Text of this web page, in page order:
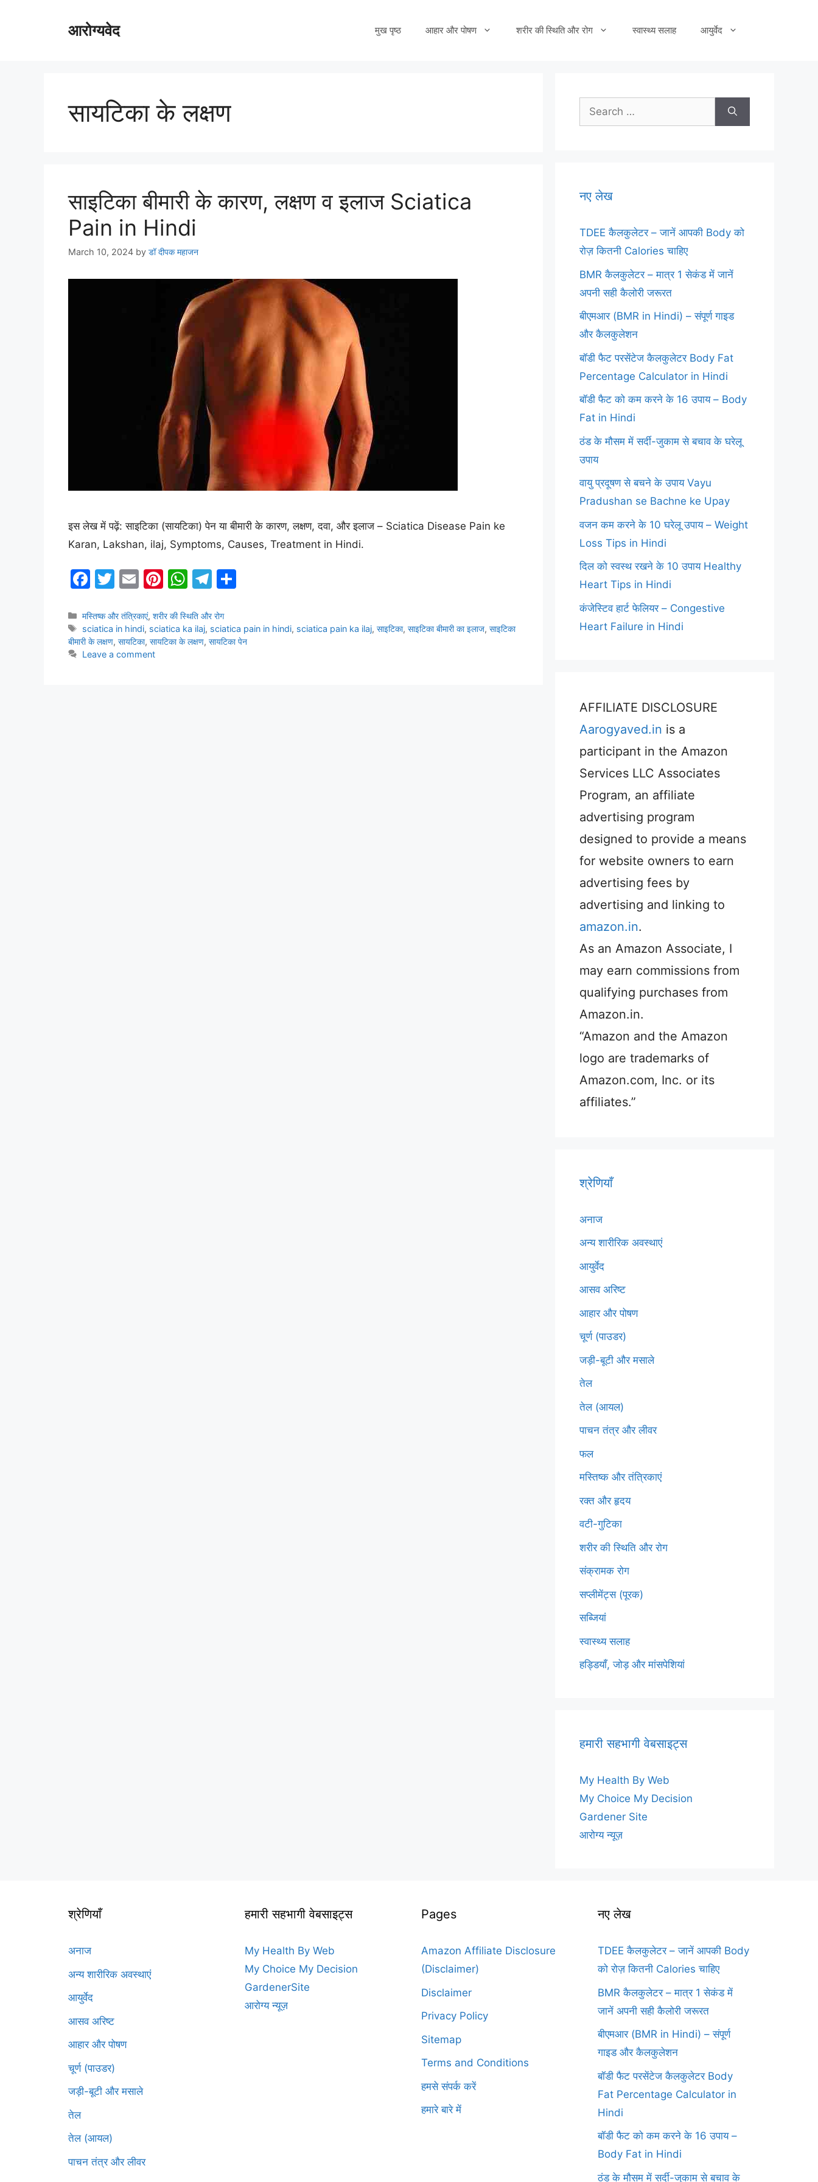
आरोग्यवेद मुख पृष्ठ आहार और पोषण शरीर की स्थिति और रोग स्वास्थ्य सलाह आयुर्वेद
सायटिका के लक्षण
साइटिका बीमारी के कारण, लक्षण व इलाज Sciatica
Pain in Hindi
March 10, 2024 by डॉ दीपक महाजन
इस लेख में पढ़ें: साइटिका (सायटिका) पेन या बीमारी के कारण, लक्षण, दवा, और इलाज – Sciatica Disease Pain ke
Karan, Lakshan, ilaj, Symptoms, Causes, Treatment in Hindi.
F
c
e
b
T
itt
er
E
ai
l
Pi
er
e
W
at
s
T
e
gr e
Categories
मस्तिष्क और तंत्रिकाएं,शरीर की स्थिति और रोग
Tags
sciatica in hindi, sciatica ka ilaj, sciatica pain in hindi, sciatica pain ka ilaj,साइटिका,साइटिका बीमारी का इलाज,साइटिका
बीमारी के लक्षण, सायटिका, सायटिका के लक्षण, सायटिका पेन
Leave a comment
Search
for:
नए लेख
TDEE कैलकुलेटर – जानें आपकी Body को
रोज़ कितनी Calories चाहिए
BMR कैलकुलेटर – मात्र 1 सेकंड में जानें
अपनी सही कैलोरी जरूरत
बीएमआर (BMR in Hindi) – संपूर्ण गाइड
और कैलकुलेशन
बॉडी फैट परसेंटेज कैलकुलेटर Body Fat
Percentage Calculator in Hindi
बॉडी फैट को कम करने के 16 उपाय – Body
Fat in Hindi
ठंड के मौसम में सर्दी-जुकाम से बचाव के घरेलू
उपाय
वायु प्रदूषण से बचने के उपाय Vayu
Pradushan se Bachne ke Upay
वजन कम करने के 10 घरेलू उपाय – Weight
Loss Tips in Hindi
दिल को स्वस्थ रखने के 10 उपाय Healthy
Heart Tips in Hindi
कंजेस्टिव हार्ट फेलियर – Congestive
Heart Failure in Hindi
AFFILIATE DISCLOSURE
Aarogyaved.in is a
participant in the Amazon
Services LLC Associates
Program, an affiliate
advertising program
designed to provide a means
for website owners to earn
advertising fees by
advertising and linking to
amazon.in.
As an Amazon Associate, I
may earn commissions from
qualifying purchases from
Amazon.in.
“Amazon and the Amazon
logo are trademarks of
Amazon.com, Inc. or its
affiliates.”
श्रेणियाँ
अनाज
अन्य शारीरिक अवस्थाएं
आयुर्वेद
आसव अरिष्ट
आहार और पोषण
चूर्ण (पाउडर)
जड़ी-बूटी और मसाले
तेल
तेल (आयल)
पाचन तंत्र और लीवर
फल
मस्तिष्क और तंत्रिकाएं
रक्त और हृदय
वटी-गुटिका
शरीर की स्थिति और रोग
संक्रामक रोग
सप्लीमेंट्स (पूरक)
सब्जियां
स्वास्थ्य सलाह
हड्डियाँ, जोड़ और मांसपेशियां
हमारी सहभागी वेबसाइट्स
My Health By Web
My Choice My Decision
Gardener Site
आरोग्य न्यूज़
श्रेणियाँ
अनाज
अन्य शारीरिक अवस्थाएं
आयुर्वेद
आसव अरिष्ट
आहार और पोषण
चूर्ण (पाउडर)
जड़ी-बूटी और मसाले
तेल
तेल (आयल)
पाचन तंत्र और लीवर
हमारी सहभागी वेबसाइट्स
My Health By Web
My Choice My Decision
GardenerSite
आरोग्य न्यूज़
Pages
Amazon Affiliate Disclosure
(Disclaimer)
Disclaimer
Privacy Policy
Sitemap
Terms and Conditions
हमसे संपर्क करें
हमारे बारे में
नए लेख
TDEE कैलकुलेटर – जानें आपकी Body
को रोज़ कितनी Calories चाहिए
BMR कैलकुलेटर – मात्र 1 सेकंड में
जानें अपनी सही कैलोरी जरूरत
बीएमआर (BMR in Hindi) – संपूर्ण
गाइड और कैलकुलेशन
बॉडी फैट परसेंटेज कैलकुलेटर Body
Fat Percentage Calculator in
Hindi
बॉडी फैट को कम करने के 16 उपाय –
Body Fat in Hindi
ठंड के मौसम में सर्दी-जुकाम से बचाव के